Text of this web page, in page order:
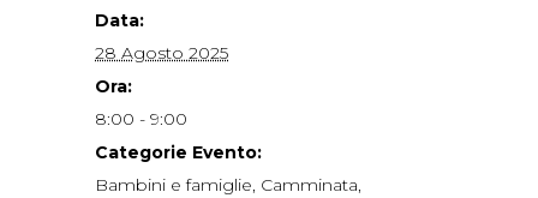
Data:
28 Agosto 2025
Ora:
8:00 - 9:00
Categorie Evento:
Bambini e famiglie, Camminata,